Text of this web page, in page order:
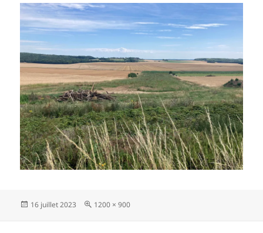
Publié
16 juillet 2023
Taille
1200 × 900